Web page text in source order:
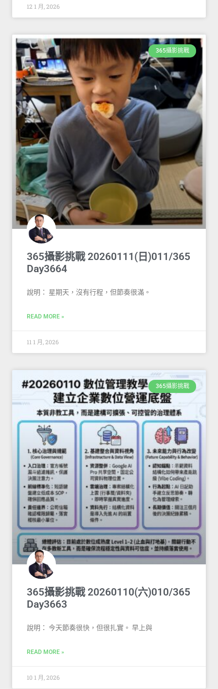
12 1 月, 2026
365攝影挑戰
365攝影挑戰 20260111(日)011/365
Day3664
說明： 星期天，沒有行程，但節奏很滿。
READ MORE »
11 1 月, 2026
365攝影挑戰
365攝影挑戰 20260110(六)010/365
Day3663
說明： 今天節奏很快，但很扎實。 早上與
READ MORE »
10 1 月, 2026